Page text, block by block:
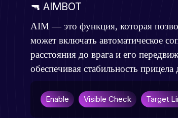
🔫 AIMBOT
AIM — это функция, которая
может включать автоматическое
расстояния до врага и его
обеспечивая стабильность
Enable Visible Check Target